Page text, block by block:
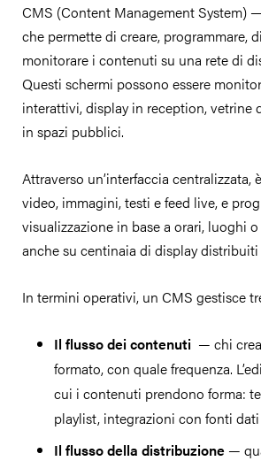
CMS (Content Management System)
che permette di creare, programmare,
monitorare i contenuti su una rete di
Questi schermi possono essere
interattivi, display in reception, vetrine
in spazi pubblici.
Attraverso un’interfaccia centralizzata,
video, immagini, testi e feed live, e
visualizzazione in base a orari, luoghi
anche su centinaia di display distribuiti
In termini operativi, un CMS gestisce
Il flusso dei contenuti — chi
formato, con quale frequenza.
cui i contenuti prendono forma:
playlist, integrazioni con fonti dati
Il flusso della distribuzione —